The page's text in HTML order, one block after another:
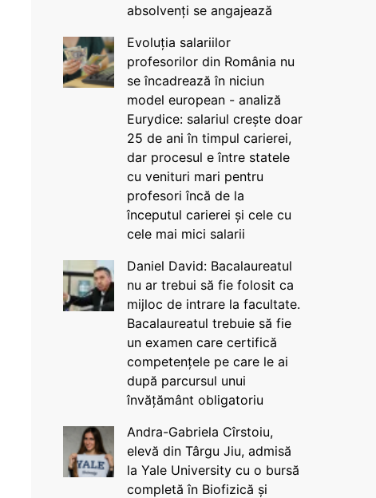
absolvenți se angajează
Evoluția salariilor
profesorilor din România nu
se încadrează în niciun
model european - analiză
Eurydice: salariul crește doar
25 de ani în timpul carierei,
dar procesul e între statele
cu venituri mari pentru
profesori încă de la
începutul carierei și cele cu
cele mai mici salarii
Daniel David: Bacalaureatul
nu ar trebui să fie folosit ca
mijloc de intrare la facultate.
Bacalaureatul trebuie să fie
un examen care certifică
competențele pe care le ai
după parcursul unui
învățământ obligatoriu
Andra-Gabriela Cîrstoiu,
elevă din Târgu Jiu, admisă
la Yale University cu o bursă
completă în Biofizică și